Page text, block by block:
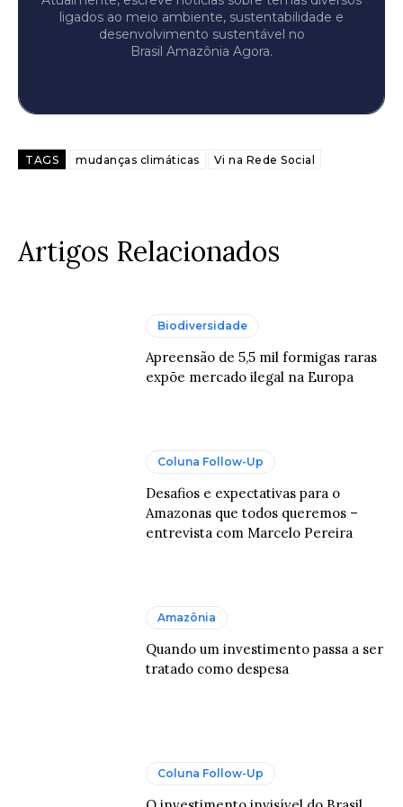
ligados ao meio ambiente, sustentabilidade e
desenvolvimento sustentável no
Brasil Amazônia Agora.
TAGS mudanças climáticas Vi na Rede Social
Artigos Relacionados
Biodiversidade
Apreensão de 5,5 mil formigas raras
expõe mercado ilegal na Europa
Coluna Follow-Up
Desafios e expectativas para o
Amazonas que todos queremos –
entrevista com Marcelo Pereira
Amazônia
Quando um investimento passa a ser
tratado como despesa
Coluna Follow-Up